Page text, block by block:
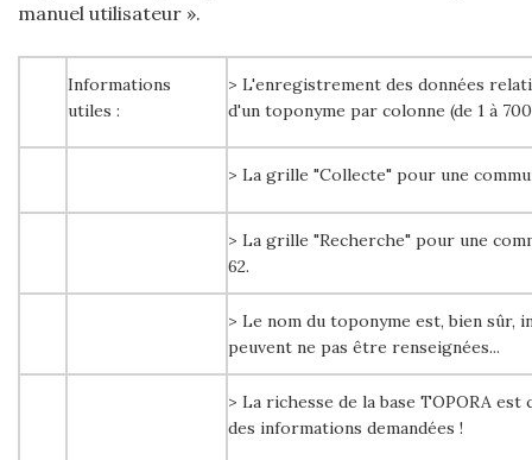
manuel utilisateur ».
Informations
utiles :
> L'enregistrement des données
d'un toponyme par colonne (de 1 à
> La grille "Collecte" pour une
> La grille "Recherche" pour une
62.
> Le nom du toponyme est, bien sûr,
peuvent ne pas être renseignées...
> La richesse de la base TOPORA
des informations demandées !